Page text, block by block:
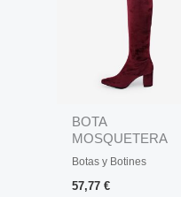
BOTA
MOSQUETERA
TERCIOPELO
Botas y Botines
57,77€